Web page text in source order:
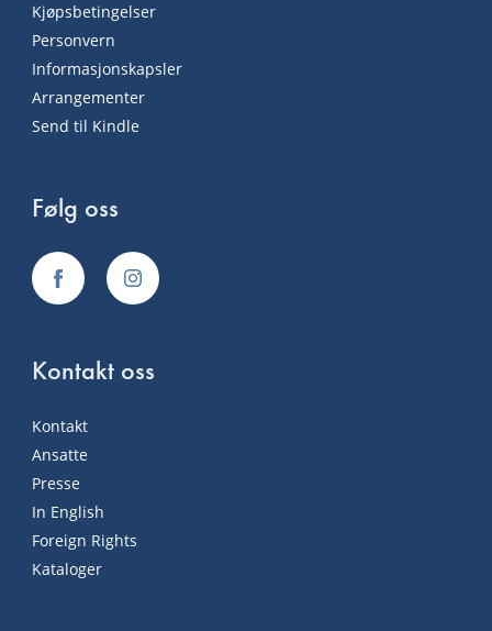
Kjøpsbetingelser
Personvern
Informasjonskapsler
Arrangementer
Send til Kindle
Følg oss
Kontakt oss
Kontakt
Ansatte
Presse
In English
Foreign Rights
Kataloger